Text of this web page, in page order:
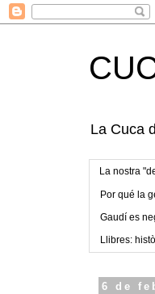
La Cuca
La nostra
Por qué la
Gaudí es
Llibres:
6 de